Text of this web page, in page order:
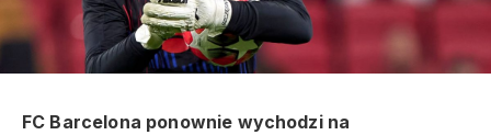
FC Barcelona ponownie wychodzi na